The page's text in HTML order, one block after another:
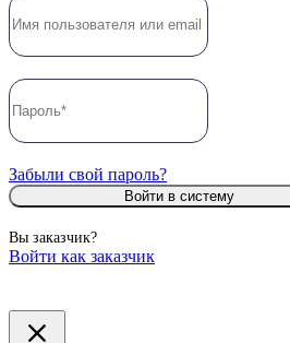
Забыли свой пароль?
Войти в систему
Вы заказчик?
Войти как заказчик